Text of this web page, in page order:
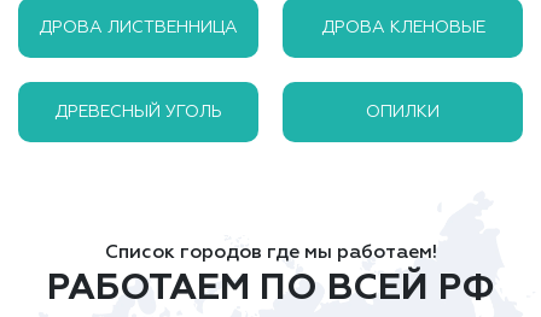
ДРОВА ЛИСТВЕННИЦА ДРОВА КЛЕНОВЫЕ
ДРЕВЕСНЫЙ УГОЛЬ ОПИЛКИ
Список городов где мы работаем!
РАБОТАЕМ ПО ВСЕЙ РФ